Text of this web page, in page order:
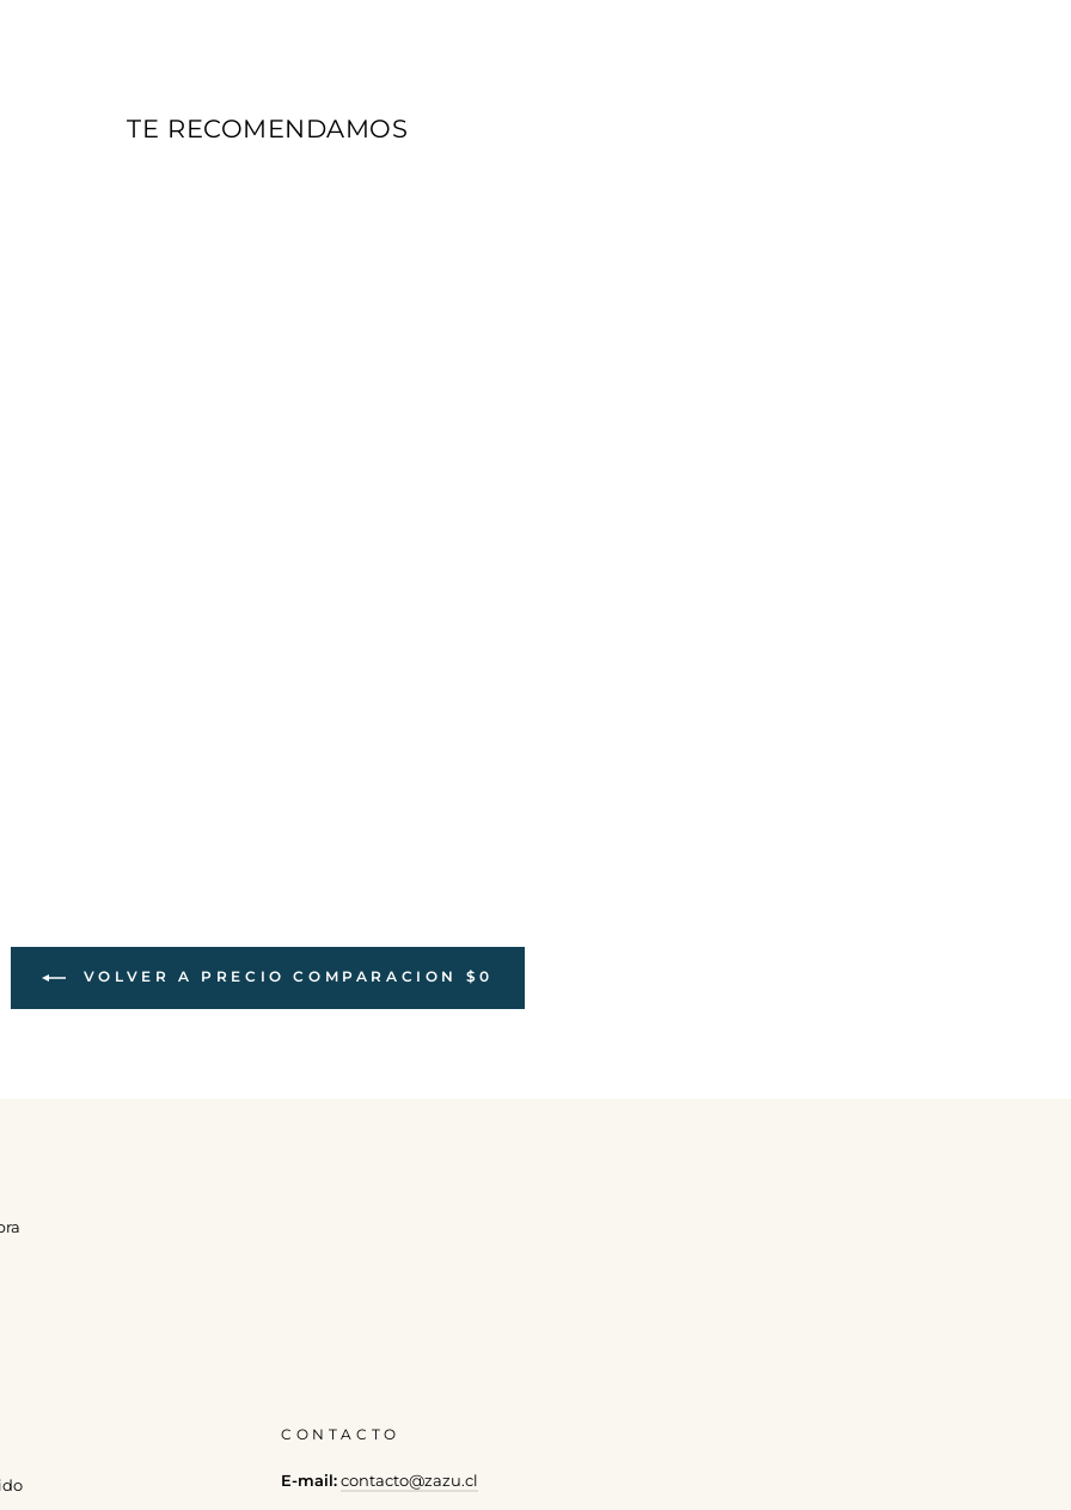
TE RECOMENDAMOS
VOLVER A PRECIO COMPARACION $0
CONTACTO
E-mail: contacto@zazu.cl